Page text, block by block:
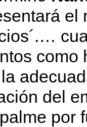
el
como
del
por